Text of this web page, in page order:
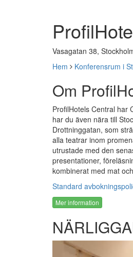
Vasagatan 38,
Hem
Konferensrum i
Om
ProfilHotels Central har
har du även nära till
Drottninggatan, som
alla teatrar inom
utrustade med den
presentationer,
kombinerat med mat
Standard
Mer information